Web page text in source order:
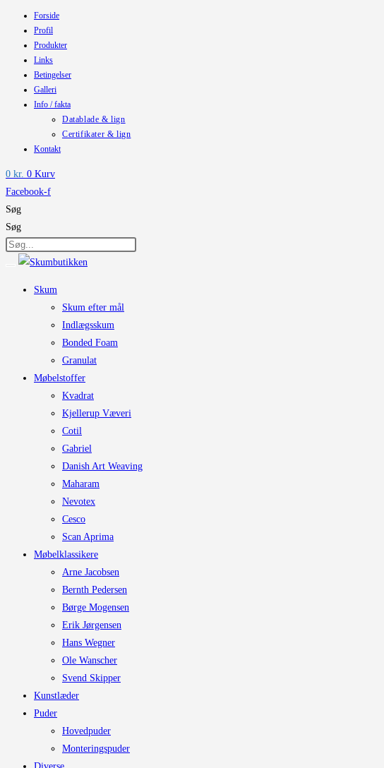
Forside
Profil
Produkter
Links
Betingelser
Galleri
Info / fakta
Datablade & lign
Certifikater & lign
Kontakt
0 kr. 0 Kurv
Facebook-f
Søg
Søg
Skum
Skum efter mål
Indlægsskum
Bonded Foam
Granulat
Møbelstoffer
Kvadrat
Kjellerup Væveri
Cotil
Gabriel
Danish Art Weaving
Maharam
Nevotex
Cesco
Scan Aprima
Møbelklassikere
Arne Jacobsen
Bernth Pedersen
Børge Mogensen
Erik Jørgensen
Hans Wegner
Ole Wanscher
Svend Skipper
Kunstlæder
Puder
Hovedpuder
Monteringspuder